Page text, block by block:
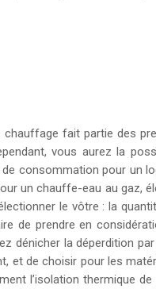
fait partie des
vous aurez la
consommation pour un
un chauffe-eau au gaz,
le vôtre : la
de prendre en
dénicher la déperdition
de choisir pour les
l’isolation thermique